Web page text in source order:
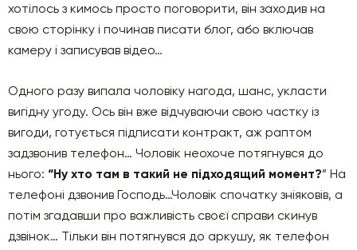
хотілось з кимось просто поговорити, він заходив на
свою сторінку і починав писати блог, або включав
камеру і записував відео…
Одного разу випала чоловіку нагода, шанс, укласти
вигідну угоду. Ось він вже відчуваючи свою частку із
вигоди, готується підписати контракт, аж раптом
задзвонив телефон… Чоловік неохоче потягнувся до
нього: “Ну хто там в такий не підходящий момент?” На
телефоні дзвонив Господь…Чоловік спочатку зніяковів, а
потім згадавши про важливість своєї справи скинув
дзвінок… Тільки він потягнувся до аркушу, як телефон